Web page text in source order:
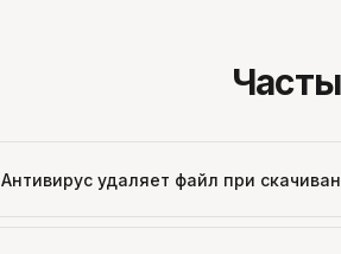
Антивирус удаляет файл при